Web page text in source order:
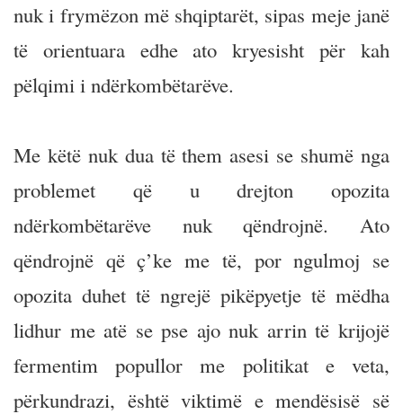
nuk i frymëzon më shqiptarët, sipas meje janë
të orientuara edhe ato kryesisht për kah
pëlqimi i ndërkombëtarëve.
Me këtë nuk dua të them asesi se shumë nga
problemet që u drejton opozita
ndërkombëtarëve nuk qëndrojnë. Ato
qëndrojnë që ç’ke me të, por ngulmoj se
opozita duhet të ngrejë pikëpyetje të mëdha
lidhur me atë se pse ajo nuk arrin të krijojë
fermentim popullor me politikat e veta,
përkundrazi, është viktimë e mendësisë së